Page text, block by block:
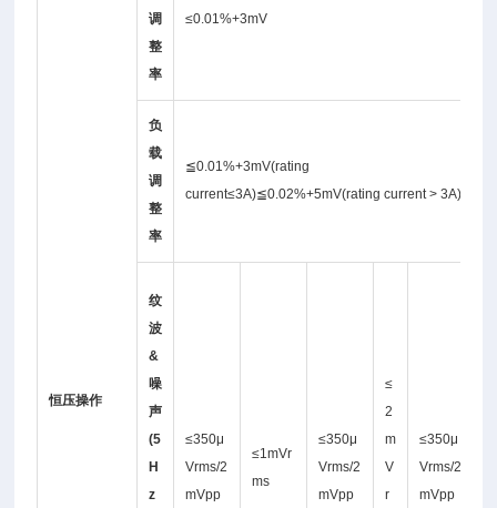
恒压操作
调
整
率
≤0.01%+3mV
负
载
调
整
率
≦0.01%+3mV(rating
current≤3A)≦0.02%+5mV(rating current > 3A)
纹
波
&
噪
声
(5
H
z
≤350μ
Vrms/2
mVpp
≤1mVr
ms
≤350μ
Vrms/2
mVpp
≤
2
m
V
r
≤350μ
Vrms/2
mVpp